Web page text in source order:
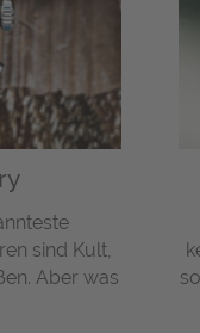
sind Kult,
Aber was